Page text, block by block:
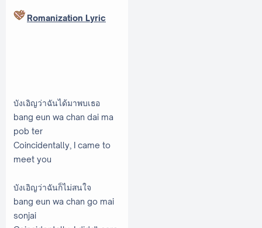
Romanization Lyric
บังเอิญว่าฉันได้มาพบเธอ
bang eun wa chan dai ma
pob ter
Coincidentally, I came to
meet you
บังเอิญว่าฉันก็ไม่สนใจ
bang eun wa chan go mai
sonjai